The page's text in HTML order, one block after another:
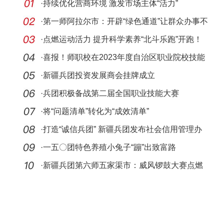
·持续优化营商环境 激发市场主体“活力”
·第一师阿拉尔市：开辟“绿色通道”让群众办事不
走
·点燃运动活力 提升科学素养“北斗乐跑”开跑！
·喜报！师职校在2023年度自治区职业院校技能
大赛暨
·新疆兵团投资发展商会挂牌成立
·兵团积极备战第二届全国职业技能大赛
·将“问题清单”转化为“成效清单”
·打造“诚信兵团” 新疆兵团发布社会信用管理办
法
·一五〇团特色养殖小兔子“蹦”出致富路
·新疆兵团第六师五家渠市：威风锣鼓大赛点燃